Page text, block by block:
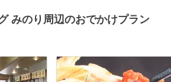
みのり周辺のおでかけプラン